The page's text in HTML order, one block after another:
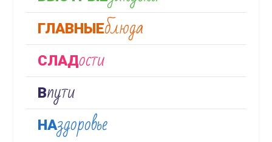
ГЛАВНЫЕблюда
СЛАДости
Впути
НАздоровье